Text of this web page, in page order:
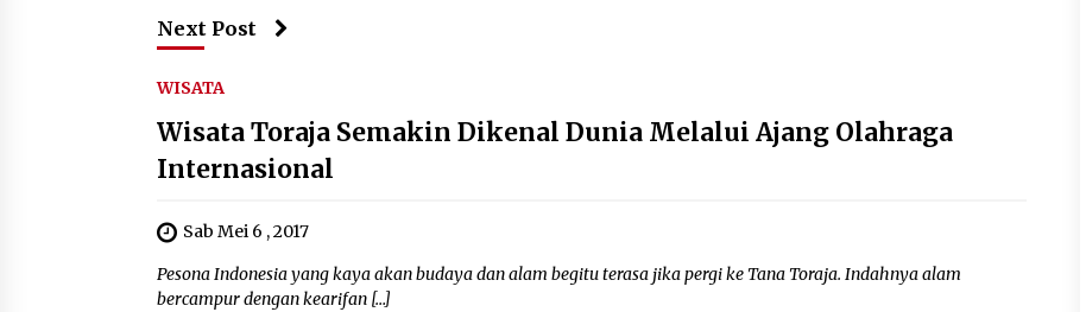
Next Post
WISATA
Wisata Toraja Semakin Dikenal Dunia Melalui Ajang Olahraga
Internasional
Sab Mei 6 , 2017
Pesona Indonesia yang kaya akan budaya dan alam begitu terasa jika pergi ke Tana Toraja. Indahnya alam
bercampur dengan kearifan […]